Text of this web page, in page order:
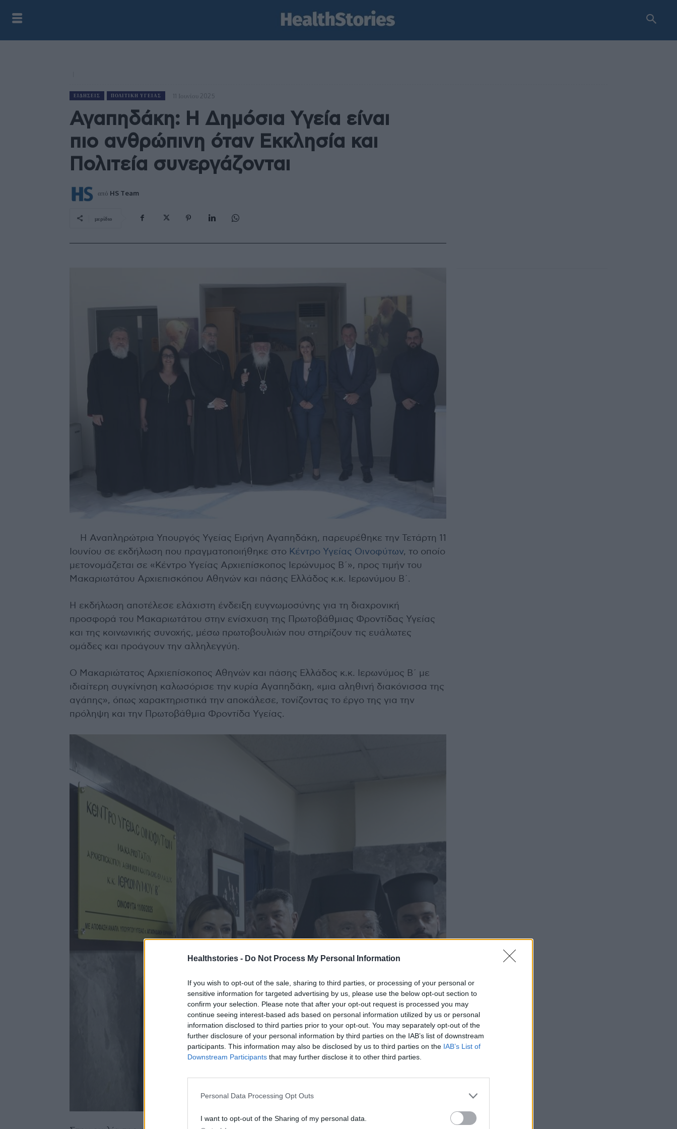
Healthstories - Do Not Process My Personal Information
If you wish to opt-out of the sale, sharing to third parties, or processing of your personal or
sensitive information for targeted advertising by us, please use the below opt-out section to
confirm your selection. Please note that after your opt-out request is processed you may
continue seeing interest-based ads based on personal information utilized by us or personal
information disclosed to third parties prior to your opt-out. You may separately opt-out of the
further disclosure of your personal information by third parties on the IAB’s list of downstream
participants. This information may also be disclosed by us to third parties on the IAB’s List of
Downstream Participants that may further disclose it to other third parties.
Personal Data Processing Opt Outs
I want to opt-out of the Sharing of my personal data.
ΕΙΔΉΣΕΙΣ ΠΟΛΙΤΙΚΉ ΥΓΕΊΑΣ 11 Ιουνίου 2025
Αγαπηδάκη: Η Δημόσια Υγεία είναι
πιο ανθρώπινη όταν Εκκλησία και
Πολιτεία συνεργάζονται
από HS Team
μερίδιο
Η Αναπληρώτρια Υπουργός Υγείας Ειρήνη Αγαπηδάκη, παρευρέθηκε την Τετάρτη 11
Ιουνίου σε εκδήλωση που πραγματοποιήθηκε στο Κέντρο Υγείας Οινοφύτων, το οποίο
μετονομάζεται σε «Κέντρο Υγείας Αρχιεπίσκοπος Ιερώνυμος Β΄», προς τιμήν του
Μακαριωτάτου Αρχιεπισκόπου Αθηνών και πάσης Ελλάδος κ.κ. Ιερωνύμου Β΄.
Η εκδήλωση αποτέλεσε ελάχιστη ένδειξη ευγνωμοσύνης για τη διαχρονική
προσφορά του Μακαριωτάτου στην ενίσχυση της Πρωτοβάθμιας Φροντίδας Υγείας
και της κοινωνικής συνοχής, μέσω πρωτοβουλιών που στηρίζουν τις ευάλωτες
ομάδες και προάγουν την αλληλεγγύη.
Ο Μακαριώτατος Αρχιεπίσκοπος Αθηνών και πάσης Ελλάδος κ.κ. Ιερωνύμος Β΄ με
ιδιαίτερη συγκίνηση καλωσόρισε την κυρία Αγαπηδάκη, «μια αληθινή διακόνισσα της
αγάπης», όπως χαρακτηριστικά την αποκάλεσε, τονίζοντας το έργο της για την
πρόληψη και την Πρωτοβάθμια Φροντίδα Υγείας.